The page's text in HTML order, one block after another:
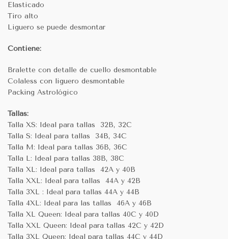
Elasticado
Tiro alto
Liguero se puede desmontar
Contiene:
Bralette con detalle de cuello desmontable
Colaless con liguero desmontable
Packing Astrológico
Tallas:
Talla XS: Ideal para tallas 32B, 32C
Talla S: Ideal para tallas 34B, 34C
Talla M: Ideal para tallas 36B, 36C
Talla L: Ideal para tallas 38B, 38C
Talla XL: Ideal para tallas 42A y 40B
Talla XXL: Ideal para tallas 44A y 42B
Talla 3XL : Ideal para tallas 44A y 44B
Talla 4XL: Ideal para las tallas 46A y 46B
Talla XL Queen: Ideal para tallas 40C y 40D
Talla XXL Queen: Ideal para tallas 42C y 42D
Talla 3XL Queen: Ideal para tallas 44C y 44D